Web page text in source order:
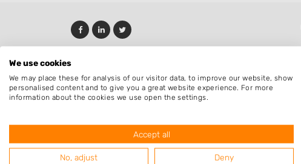
We use cookies
We may place these for analysis of our visitor data, to improve our website, show
personalised content and to give you a great website experience. For more
information about the cookies we use open the settings.
Accept all
No, adjust Deny